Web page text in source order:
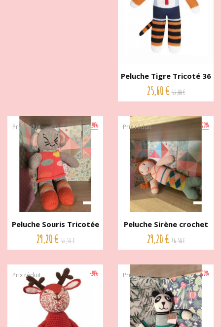
Peluche Tigre Tricoté 36
cm...
25,60 € 32,00 €
-20%
Prix réduit
Peluche Souris Tricotée
36...
29,20 € 36,50 €
-20%
Prix réduit
Peluche Sirène crochet
de...
29,20 € 36,50 €
-20%
Prix réduit -20%
Prix réduit